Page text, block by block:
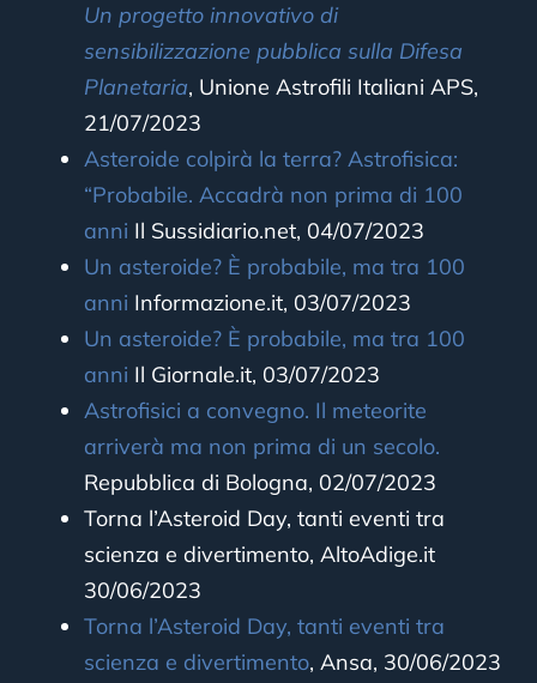
Un progetto innovativo di
sensibilizzazione pubblica sulla Difesa
Planetaria, Unione Astrofili Italiani APS,
21/07/2023
Asteroide colpirà la terra? Astrofisica:
“Probabile. Accadrà non prima di 100
anni Il Sussidiario.net, 04/07/2023
Un asteroide? È probabile, ma tra 100
anni Informazione.it, 03/07/2023
Un asteroide? È probabile, ma tra 100
anni Il Giornale.it, 03/07/2023
Astrofisici a convegno. Il meteorite
arriverà ma non prima di un secolo.
Repubblica di Bologna, 02/07/2023
Torna l’Asteroid Day, tanti eventi tra
scienza e divertimento, AltoAdige.it
30/06/2023
Torna l’Asteroid Day, tanti eventi tra
scienza e divertimento, Ansa, 30/06/2023